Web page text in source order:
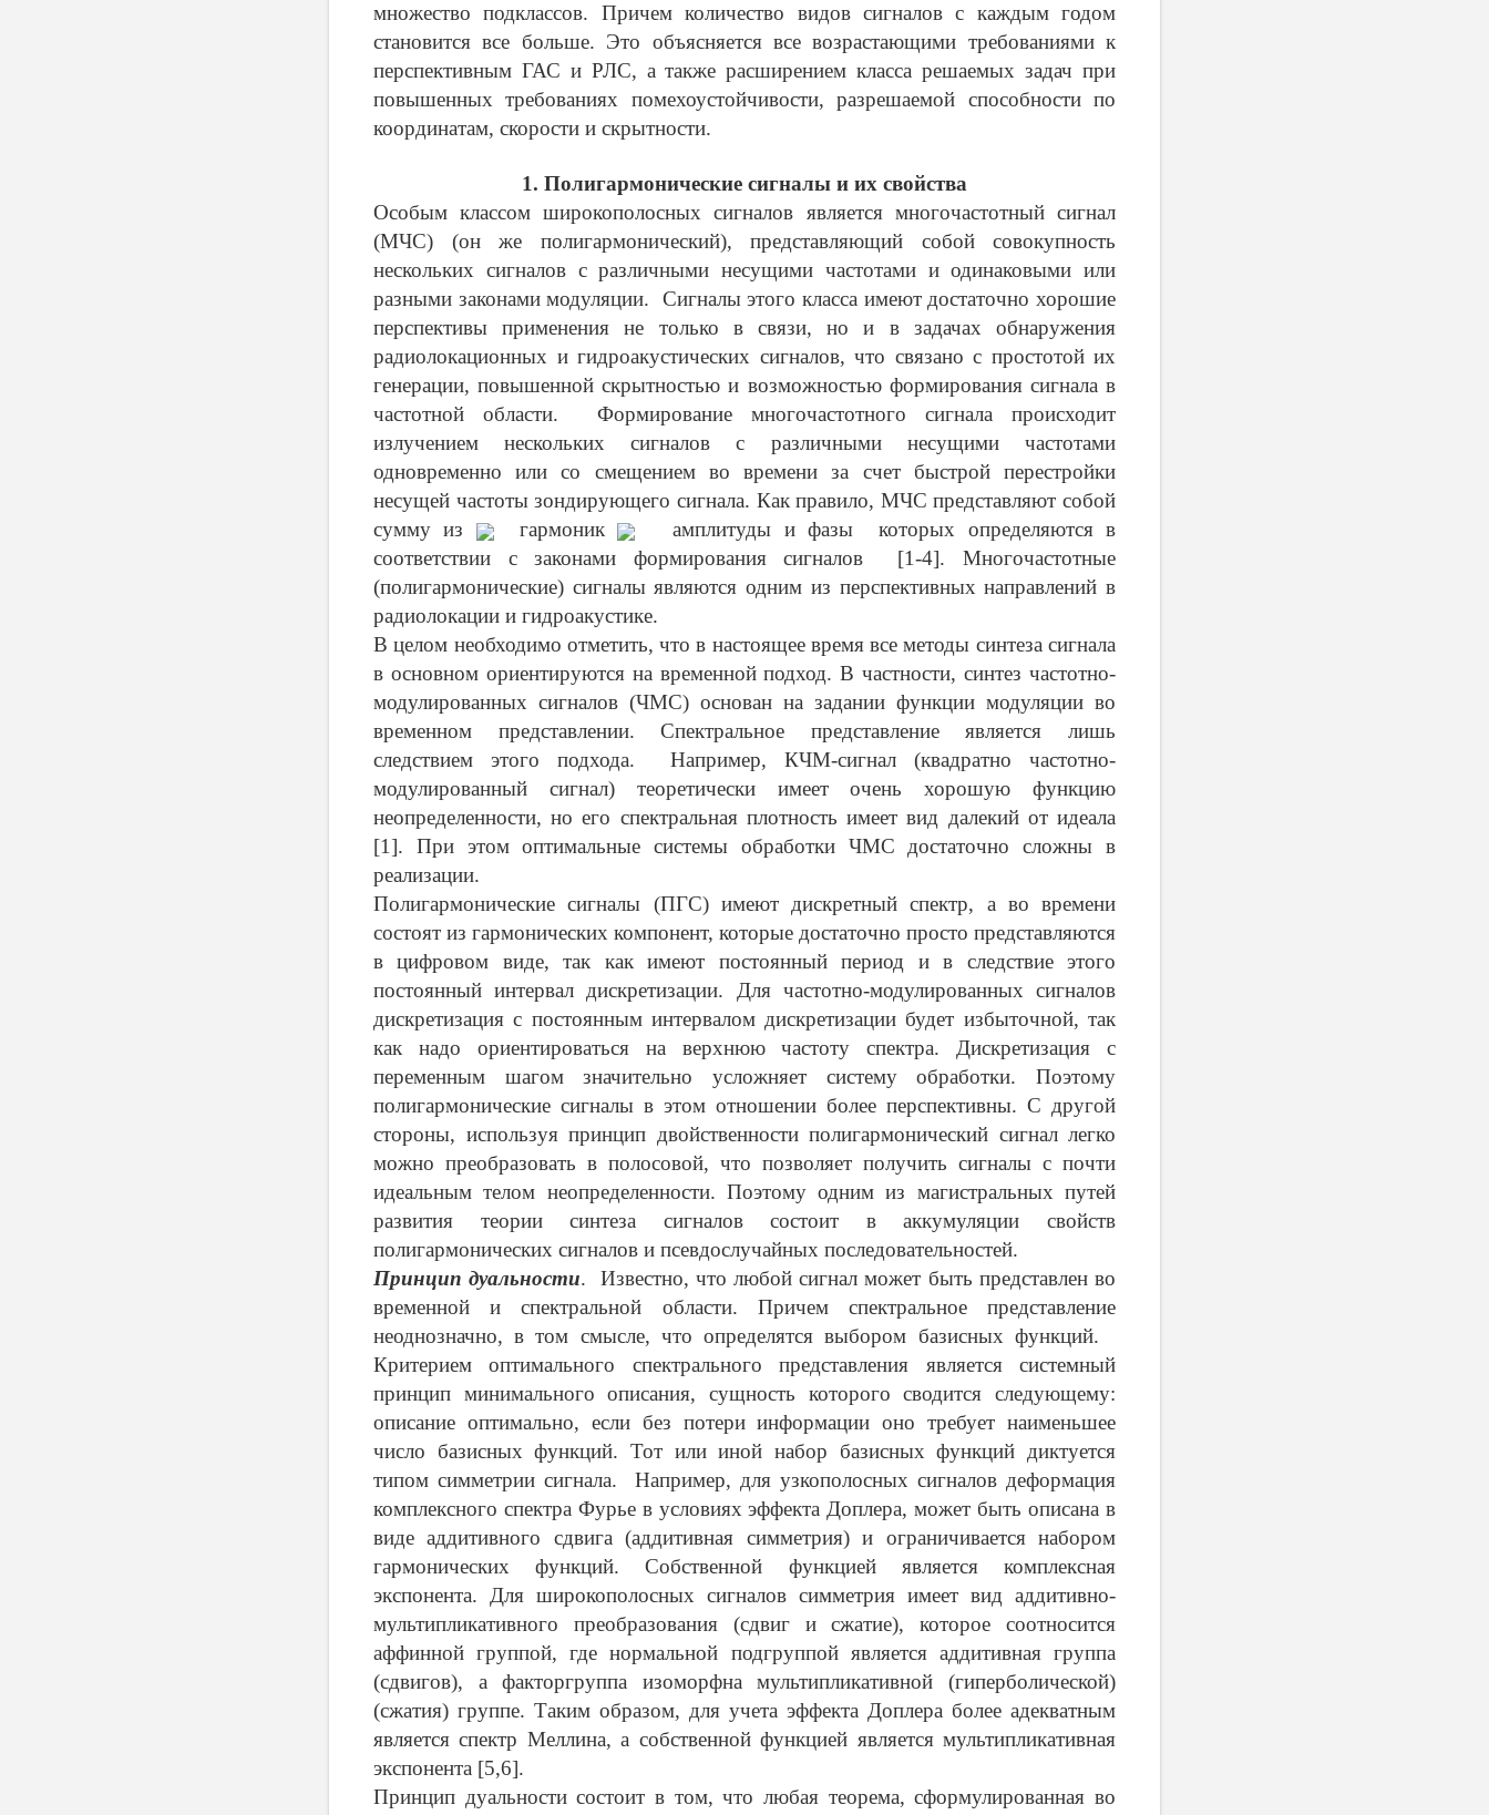
множество подклассов. Причем количество видов сигналов с каждым годом
становится все больше. Это объясняется все возрастающими требованиями к
перспективным ГАС и РЛС, а также расширением класса решаемых задач при
повышенных требованиях помехоустойчивости, разрешаемой способности по
координатам, скорости и скрытности.
1. Полигармонические сигналы и их свойства
Особым классом широкополосных сигналов является многочастотный сигнал
(МЧС) (он же полигармонический), представляющий собой совокупность
нескольких сигналов с различными несущими частотами и одинаковыми или
разными законами модуляции. Сигналы этого класса имеют достаточно хорошие
перспективы применения не только в связи, но и в задачах обнаружения
радиолокационных и гидроакустических сигналов, что связано с простотой их
генерации, повышенной скрытностью и возможностью формирования сигнала в
частотной области. Формирование многочастотного сигнала происходит
излучением нескольких сигналов с различными несущими частотами
одновременно или со смещением во времени за счет быстрой перестройки
несущей частоты зондирующего сигнала. Как правило, МЧС представляют собой
сумму из
гармоник
амплитуды и фазы которых определяются в
соответствии с законами формирования сигналов [1-4]. Многочастотные
(полигармонические) сигналы являются одним из перспективных направлений в
радиолокации и гидроакустике.
В целом необходимо отметить, что в настоящее время все методы синтеза сигнала
в основном ориентируются на временной подход. В частности, синтез частотно-
модулированных сигналов (ЧМС) основан на задании функции модуляции во
временном представлении. Спектральное представление является лишь
следствием этого подхода. Например, КЧМ-сигнал (квадратно частотно-
модулированный сигнал) теоретически имеет очень хорошую функцию
неопределенности, но его спектральная плотность имеет вид далекий от идеала
[1]. При этом оптимальные системы обработки ЧМС достаточно сложны в
реализации.
Полигармонические сигналы (ПГС) имеют дискретный спектр, а во времени
состоят из гармонических компонент, которые достаточно просто представляются
в цифровом виде, так как имеют постоянный период и в следствие этого
постоянный интервал дискретизации. Для частотно-модулированных сигналов
дискретизация с постоянным интервалом дискретизации будет избыточной, так
как надо ориентироваться на верхнюю частоту спектра. Дискретизация с
переменным шагом значительно усложняет систему обработки. Поэтому
полигармонические сигналы в этом отношении более перспективны. С другой
стороны, используя принцип двойственности полигармонический сигнал легко
можно преобразовать в полосовой, что позволяет получить сигналы с почти
идеальным телом неопределенности. Поэтому одним из магистральных путей
развития теории синтеза сигналов состоит в аккумуляции свойств
полигармонических сигналов и псевдослучайных последовательностей.
Принцип дуальности. Известно, что любой сигнал может быть представлен во
временной и спектральной области. Причем спектральное представление
неоднозначно, в том смысле, что определятся выбором базисных функций.
Критерием оптимального спектрального представления является системный
принцип минимального описания, сущность которого сводится следующему:
описание оптимально, если без потери информации оно требует наименьшее
число базисных функций. Тот или иной набор базисных функций диктуется
типом симметрии сигнала. Например, для узкополосных сигналов деформация
комплексного спектра Фурье в условиях эффекта Доплера, может быть описана в
виде аддитивного сдвига (аддитивная симметрия) и ограничивается набором
гармонических функций. Собственной функцией является комплексная
экспонента. Для широкополосных сигналов симметрия имеет вид аддитивно-
мультипликативного преобразования (сдвиг и сжатие), которое соотносится
аффинной группой, где нормальной подгруппой является аддитивная группа
(сдвигов), а факторгруппа изоморфна мультипликативной (гиперболической)
(сжатия) группе. Таким образом, для учета эффекта Доплера более адекватным
является спектр Меллина, а собственной функцией является мультипликативная
экспонента [5,6].
Принцип дуальности состоит в том, что любая теорема, сформулированная во